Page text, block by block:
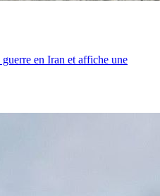
en Iran et affiche une